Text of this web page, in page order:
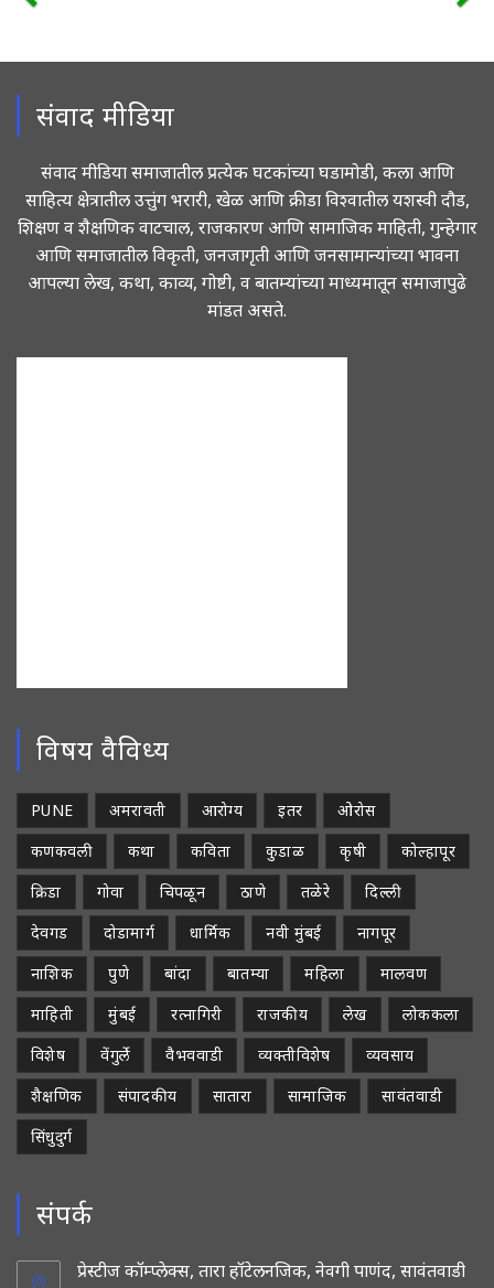
संवाद मीडिया
संवाद मीडिया समाजातील प्रत्येक घटकांच्या घडामोडी, कला आणि
साहित्य क्षेत्रातील उत्तुंग भरारी, खेळ आणि क्रीडा विश्वातील यशस्वी दौड,
शिक्षण व शैक्षणिक वाटचाल, राजकारण आणि सामाजिक माहिती, गुन्हेगार
आणि समाजातील विकृती, जनजागृती आणि जनसामान्यांच्या भावना
आपल्या लेख, कथा, काव्य, गोष्टी, व बातम्यांच्या माध्यमातून समाजापुढे
मांडत असते.
विषय वैविध्य
PUNE अमरावती आरोग्य इतर
ओरोस
कणकवली
कथा कविता कुडाळ कृषी
कोल्हापूर
क्रिडा
गोवा चिपळून ठाणे तळेरे
दिल्ली
देवगड
दोडामार्ग धार्मिक नवी मुंबई
नागपूर
नाशिक
पुणे बांदा बातम्या महिला
मालवण
माहिती
मुंबई रत्नागिरी राजकीय लेख
लोककला
विशेष
वेंगुर्ले वैभववाडी व्यक्तीविशेष
व्यवसाय
शैक्षणिक
संपादकीय सातारा सामाजिक
सावंतवाडी
सिंधुदुर्ग
संपर्क
प्रेस्टीज कॉम्प्लेक्स, तारा हॉटेलनजिक, नेवगी पाणंद, सावंतवाडी